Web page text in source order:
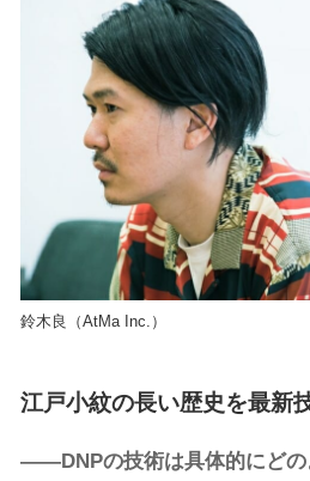
鈴木良（AtMa Inc.）
江戸小紋の長い歴史を最新
——DNPの技術は具体的にどの